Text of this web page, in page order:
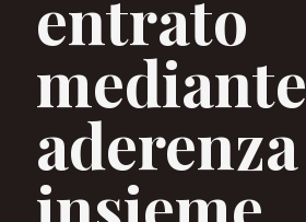
entrato
mediante
aderenza